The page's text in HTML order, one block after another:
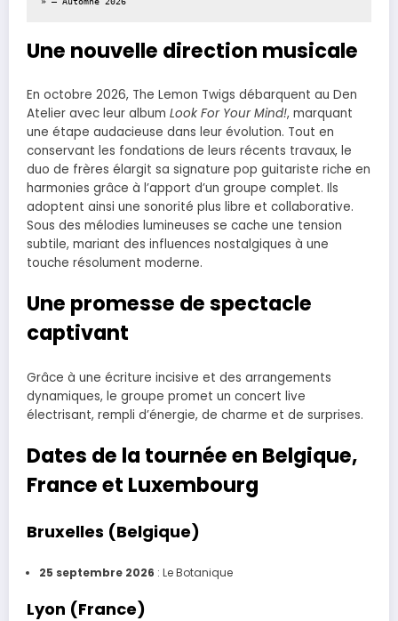
Une nouvelle direction musicale
En octobre 2026, The Lemon Twigs débarquent au Den
Atelier avec leur album Look For Your Mind!, marquant
une étape audacieuse dans leur évolution. Tout en
conservant les fondations de leurs récents travaux, le
duo de frères élargit sa signature pop guitariste riche en
harmonies grâce à l’apport d’un groupe complet. Ils
adoptent ainsi une sonorité plus libre et collaborative.
Sous des mélodies lumineuses se cache une tension
subtile, mariant des influences nostalgiques à une
touche résolument moderne.
Une promesse de spectacle
captivant
Grâce à une écriture incisive et des arrangements
dynamiques, le groupe promet un concert live
électrisant, rempli d’énergie, de charme et de surprises.
Dates de la tournée en Belgique,
France et Luxembourg
Bruxelles (Belgique)
25 septembre 2026 : Le Botanique
Lyon (France)